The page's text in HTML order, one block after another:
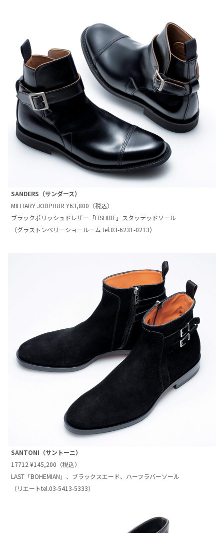
SANDERS（サンダース）
MILITARY JODPHUR ¥63,800（税込）
ブラックポリッシュドレザー「ITSHIDE」スタッテッドソール
（グラストンベリーショールーム tel.03-6231-0213）
SANTONI（サントーニ）
17712 ¥145,200（税込）
LAST「BOHEMIAN」、ブラックスエード、ハーフラバーソール
（リエートtel.03-5413-5333）